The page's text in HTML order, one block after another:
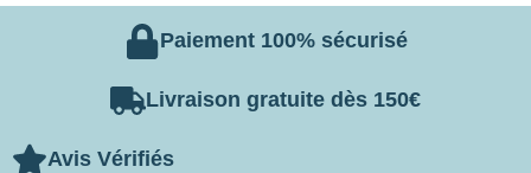
Paiement 100% sécurisé
Livraison gratuite dès 150€
Avis Vérifiés